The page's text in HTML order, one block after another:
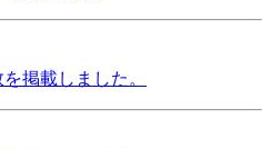
掲載しました。